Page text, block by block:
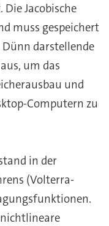
Jacobische
muss gespeichert
darstellende
um das
und
Computern zu
in der
(Volterra-